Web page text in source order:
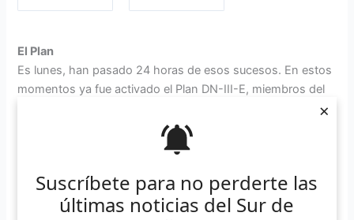
Suscríbete para no perderte las
últimas noticias del Sur de
×
El Plan
Es lunes, han pasado 24 horas de esos sucesos. En estos
momentos ya fue activado el Plan DN-III-E, miembros del
Protección Civil y Bomberos Jalisco (UEPCBJ), en
coordinación con Policía Estatal, Municipal, brigadistas
limpieza y reorganización del pueblo.